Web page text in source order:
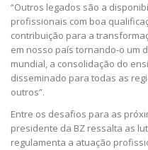
“Outros legados são a
profissionais com boa
contribuição para a
em nosso país tornando-o um
mundial, a consolidação do
disseminado para todas as
outros”.
Entre os desafios para as
presidente da BZ ressalta as
regulamenta a atuação